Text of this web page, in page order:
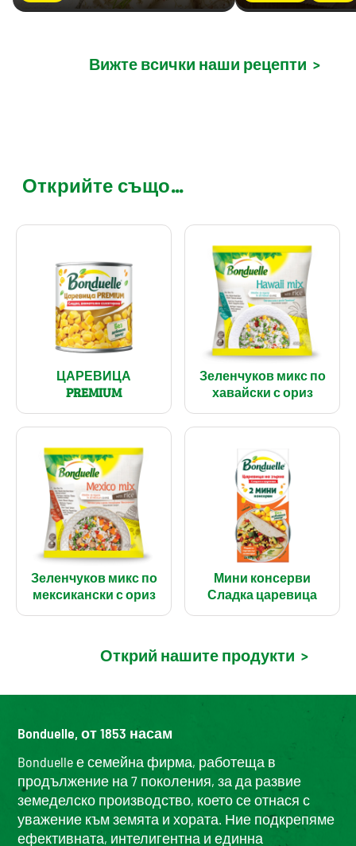
Вижте всички наши рецепти >
Открийте също...
ЦАРЕВИЦА
PREMIUM
Зеленчуков микс по
хавайски с ориз
Зеленчуков микс по
мексикански с ориз
Мини консерви
Сладка царевица
Открий нашите продукти >
Bonduelle, от 1853 насам
Bonduelle е семейна фирма, работеща в
продължение на 7 поколения, за да развие
земеделско производство, което се отнася с
уважение към земята и хората. Ние подкрепяме
ефективната, интелигентна и единна